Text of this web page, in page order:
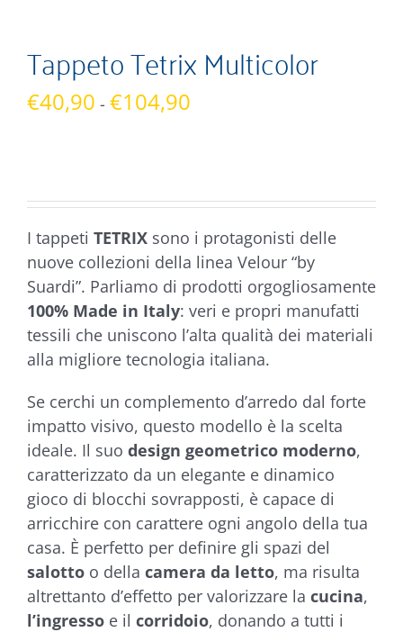
Tappeto Tetrix Multicolor
€40,90 - €104,90
€104,90
I tappeti TETRIX sono i protagonisti delle
nuove collezioni della linea Velour “by
Suardi”. Parliamo di prodotti orgogliosamente
100% Made in Italy: veri e propri manufatti
tessili che uniscono l’alta qualità dei materiali
alla migliore tecnologia italiana.
Se cerchi un complemento d’arredo dal forte
impatto visivo, questo modello è la scelta
ideale. Il suo design geometrico moderno,
caratterizzato da un elegante e dinamico
gioco di blocchi sovrapposti, è capace di
arricchire con carattere ogni angolo della tua
casa. È perfetto per definire gli spazi del
salotto o della camera da letto, ma risulta
altrettanto d’effetto per valorizzare la cucina,
l’ingresso e il corridoio, donando a tutti i